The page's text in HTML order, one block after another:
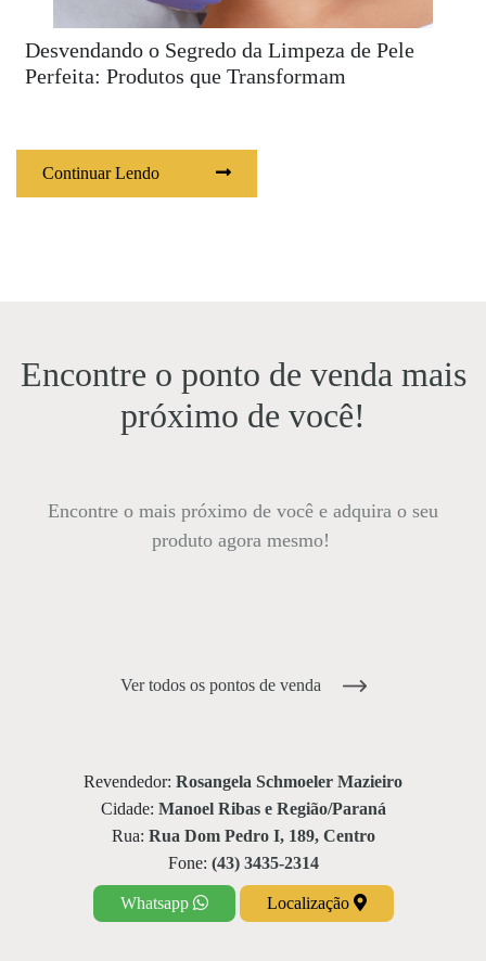
Desvendando o Segredo da Limpeza de Pele
Perfeita: Produtos que Transformam
Continuar Lendo
Encontre o ponto de venda mais
próximo de você!
Encontre o mais próximo de você e adquira o seu
produto agora mesmo!
Ver todos os pontos de venda
Revendedor: Rosangela Schmoeler Mazieiro
Cidade: Manoel Ribas e Região/Paraná
Rua: Rua Dom Pedro I, 189, Centro
Fone: (43) 3435-2314
Whatsapp Localização